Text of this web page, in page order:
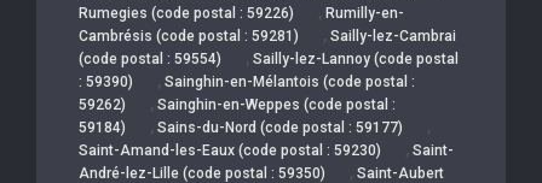
Rumegies (code postal : 59226) , Rumilly-en-
Cambrésis (code postal : 59281)
, Sailly-lez-Cambrai
(code postal : 59554)
, Sailly-lez-Lannoy (code postal
: 59390)
, Sainghin-en-Mélantois (code postal :
59262)
, Sainghin-en-Weppes (code postal :
59184)
, Sains-du-Nord (code postal : 59177) ,
Saint-Amand-les-Eaux (code postal : 59230) , Saint-
André-lez-Lille (code postal : 59350)
, Saint-Aubert